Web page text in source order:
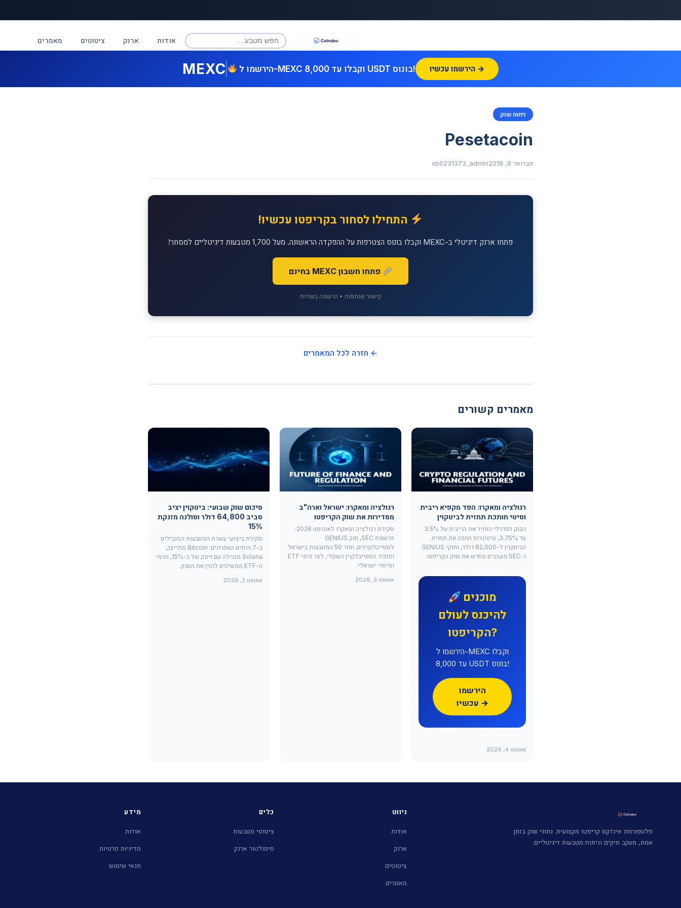
אודות ארנק ציטוטים מאמרים
MEXC הירשמו ל-MEXC וקבלו עד 8,000 USDT בונוס! הירשמו עכשיו →
ניתוח שוק
Pesetacoin
פברואר 8, 2018 sb0231373_admin
התחילו לסחור בקריפטו עכשיו!
פתחו ארנק דיגיטלי ב-MEXC וקבלו בונוס הצטרפות על ההפקדה הראשונה. מעל 1,700 מטבעות דיגיטליים למסחר!
פתחו חשבון MEXC בחינם
קישור שותפות • הרשמה בשניות
← חזרה לכל המאמרים
מאמרים קשורים
רגולציה ומאקרו: הפד מקפיא ריבית
וסיטי חותכת תחזית לביטקוין
הבנק הפדרלי הותיר את הריבית על 3.5%
עד 3.75%, סיטיגרופ חתכה את תחזית
הביטקוין ל-82,000 דולר, וחוקי GENIUS
ו-SEC מעצבים מחדש את שוק הקריפטו.
להיכנס לעולם
הקריפטו?
הירשמו ל-MEXC וקבלו
עד 8,000 USDT בונוס!
הירשמו
עכשיו →
אוגוסט 4, 2026
רגולציה ומאקרו: ישראל וארה"ב
מסדירות את שוק הקריפטו
סקירת רגולציה ומאקרו לאוגוסט 2026:
פרשנות SEC, חוק GENIUS
לסטייבלקוינים, חוזר 50 המטבעות בישראל
ותזכיר הסטייבלקוין השקלי, לצד זרמי ETF
ומיסוי ישראלי.
אוגוסט 3, 2026
סיכום שוק שבועי: ביטקוין יציב
סביב 64,800 דולר וסולנה מזנקת
15%
סקירת ביצועי עשרת המטבעות המובילים
ב-7 הימים האחרונים: Bitcoin מתייצב,
Solana מובילה עם זינוק של כ-15%, וזרמי
ה-ETF ממשיכים להזין את השוק.
אוגוסט 2, 2026
פלטפורמת אינדקס קריפטו מקצועית. נתוני שוק בזמן
אמת, מעקב תיקים וניתוח מטבעות דיגיטליים.
ניווט
אודות
ארנק
ציטוטים
מאמרים
כלים
ציטוטי מטבעות
סימולטור ארנק
מידע
אודות
מדיניות פרטיות
תנאי שימוש